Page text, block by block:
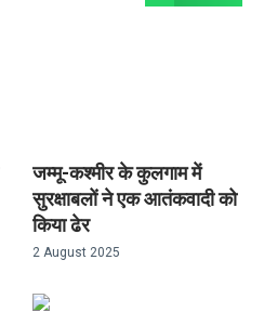
जम्मू-कश्मीर के कुलगाम में
सुरक्षाबलों ने एक आतंकवादी को
किया ढेर
2 August 2025